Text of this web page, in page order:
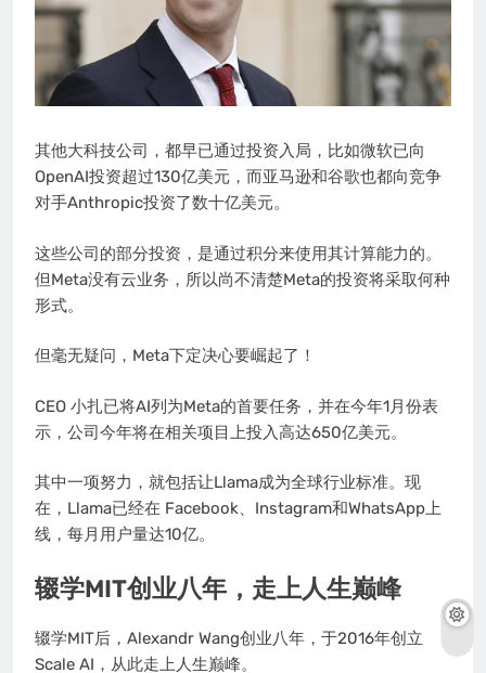
其他大科技公司，都早已通过投资入局，比如微软已向
OpenAI投资超过130亿美元，而亚马逊和谷歌也都向竞争
对手Anthropic投资了数十亿美元。
这些公司的部分投资，是通过积分来使用其计算能力的。
但Meta没有云业务，所以尚不清楚Meta的投资将采取何种
形式。
但毫无疑问，Meta下定决心要崛起了！
CEO 小扎已将AI列为Meta的首要任务，并在今年1月份表
示，公司今年将在相关项目上投入高达650亿美元。
其中一项努力，就包括让Llama成为全球行业标准。现
在，Llama已经在 Facebook、Instagram和WhatsApp上
线，每月用户量达10亿。
辍学MIT创业八年，走上人生巅峰
辍学MIT后，Alexandr Wang创业八年，于2016年创立
Scale AI，从此走上人生巅峰。